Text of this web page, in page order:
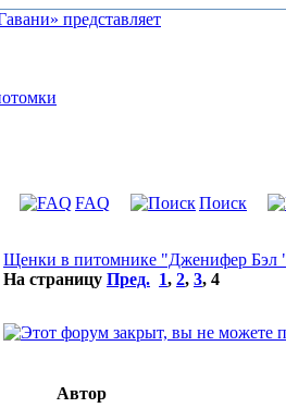
представляет
FAQ Поиск
Щенки в питомнике "Дженифер Бэл "
На страницу Пред. 1, 2, 3, 4
Автор